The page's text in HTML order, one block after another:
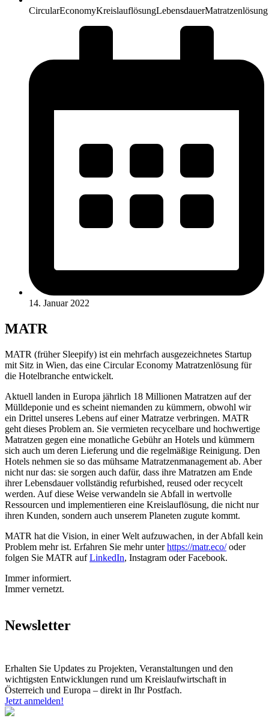
CircularEconomyKreislauflösungLebensdauerMatratzenlösung
14. Januar 2022
MATR
MATR (früher Sleepify) ist ein mehrfach ausgezeichnetes Startup
mit Sitz in Wien, das eine Circular Economy Matratzenlösung für
die Hotelbranche entwickelt.
Aktuell landen in Europa jährlich 18 Millionen Matratzen auf der
Mülldeponie und es scheint niemanden zu kümmern, obwohl wir
ein Drittel unseres Lebens auf einer Matratze verbringen. MATR
geht dieses Problem an. Sie vermieten recycelbare und hochwertige
Matratzen gegen eine monatliche Gebühr an Hotels und kümmern
sich auch um deren Lieferung und die regelmäßige Reinigung. Den
Hotels nehmen sie so das mühsame Matratzenmanagement ab. Aber
nicht nur das: sie sorgen auch dafür, dass ihre Matratzen am Ende
ihrer Lebensdauer vollständig refurbished, reused oder recycelt
werden. Auf diese Weise verwandeln sie Abfall in wertvolle
Ressourcen und implementieren eine Kreislauflösung, die nicht nur
ihren Kunden, sondern auch unserem Planeten zugute kommt.
MATR hat die Vision, in einer Welt aufzuwachen, in der Abfall kein
Problem mehr ist. Erfahren Sie mehr unterhttps://matr.eco/oder
folgen Sie MATR aufLinkedIn, Instagram oder Facebook.
Immer informiert.
Immer vernetzt.
Newsletter
Erhalten Sie Updates zu Projekten, Veranstaltungen und den
wichtigsten Entwicklungen rund um Kreislaufwirtschaft in
Österreich und Europa – direkt in Ihr Postfach.
Jetzt anmelden!